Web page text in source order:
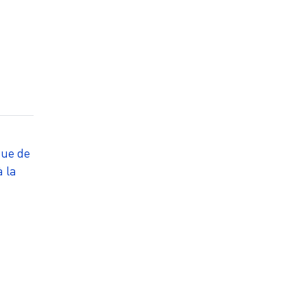
de
la